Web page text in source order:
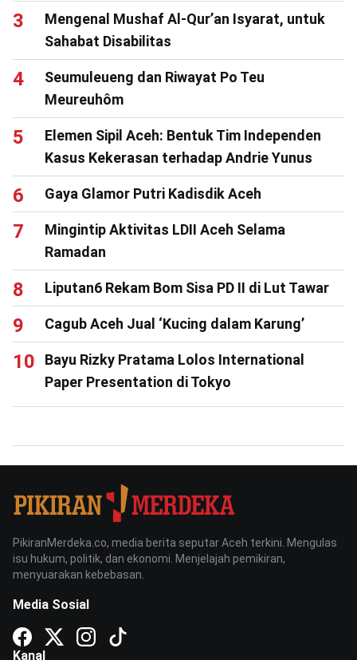
Mengenal Mushaf Al-Qur’an Isyarat, untuk
Sahabat Disabilitas
Seumuleueng dan Riwayat Po Teu
Meureuhôm
Elemen Sipil Aceh: Bentuk Tim Independen
Kasus Kekerasan terhadap Andrie Yunus
Gaya Glamor Putri Kadisdik Aceh
Mingintip Aktivitas LDII Aceh Selama
Ramadan
Liputan6 Rekam Bom Sisa PD II di Lut Tawar
Cagub Aceh Jual ‘Kucing dalam Karung’
Bayu Rizky Pratama Lolos International
Paper Presentation di Tokyo
PikiranMerdeka.co, media berita seputar Aceh terkini. Mengulas
isu hukum, politik, dan ekonomi. Menjelajah pemikiran,
menyuarakan kebebasan.
Media Sosial
Kanal